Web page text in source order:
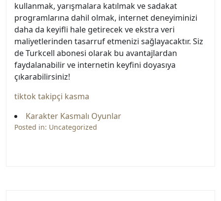
kullanmak, yarışmalara katılmak ve sadakat
programlarına dahil olmak, internet deneyiminizi
daha da keyifli hale getirecek ve ekstra veri
maliyetlerinden tasarruf etmenizi sağlayacaktır. Siz
de Turkcell abonesi olarak bu avantajlardan
faydalanabilir ve internetin keyfini doyasıya
çıkarabilirsiniz!
tiktok takipçi kasma
Karakter Kasmalı Oyunlar
Posted in: Uncategorized